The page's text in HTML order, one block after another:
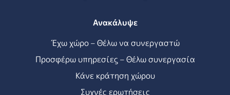
Ανακάλυψε
Έχω χώρο – Θέλω να συνεργαστώ
Προσφέρω υπηρεσίες – Θέλω συνεργασία
Κάνε κράτηση χώρου
Συχνές ερωτήσεις